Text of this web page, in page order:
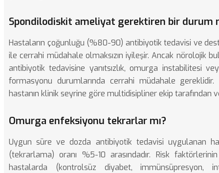
Spondilodiskit ameliyat gerektiren bir durum
Hastaların çoğunluğu (%80-90) antibiyotik tedavisi ve
ile cerrahi müdahale olmaksızın iyileşir. Ancak nörolojik
antibiyotik tedavisine yanıtsızlık, omurga instabilitesi
formasyonu durumlarında cerrahi müdahale gereklidir.
hastanın klinik seyrine göre multidisipliner ekip tarafından
Omurga enfeksiyonu tekrarlar mı?
Uygun süre ve dozda antibiyotik tedavisi uygulanan
(tekrarlama) oranı %5-10 arasındadır. Risk
hastalarda (kontrolsüz diyabet, immünsüpresyon,